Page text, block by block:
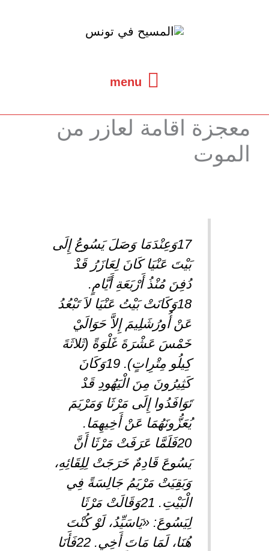
menu
menu
معجزة اقامة لعازر من
الموت
17وَعِنْدَمَا وَصَلَ يَسُوعُ إِلَى
بَيْتَ عَنْيَا كَانَ لِعَازَرُ قَدْ
دُفِنَ مُنْذُ أَرْبَعَةِ أَيَّامٍ.
18وَكَانَتْ بَيْتُ عَنْيَا لاَ تَبْعُدُ
عَنْ أُورُشَلِيمَ إِلاَّ حَوَالَيْ
خَمْسَ عَشْرَةَ غَلْوَةً (ثَلاثَةَ
كِيلُو مِتْرِاتٍ). 19وَكَانَ
كَثِيرُونَ مِنَ الْيَهُودِ قَدْ
تَوَافَدُوا إِلَى مَرْثَا وَمَرْيَمَ
يُعَزُّونَهُمَا عَنْ أَخِيهِمَا.
20فَلَمَّا عَرَفَتْ مَرْثَا أَنَّ
يَسُوعَ قَادِمٌ خَرَجَتْ لِلِقَائِهِ،
وَبَقِيَتْ مَرْيَمُ جَالِسَةً فِي
الْبَيْتِ. 21وَقَالَتْ مَرْثَا
لِيَسُوعَ: «يَاسَيِّدُ، لَوْ كُنْتَ
هُنَا، لَمَا مَاتَ أَخِي. 22فَأَنَا